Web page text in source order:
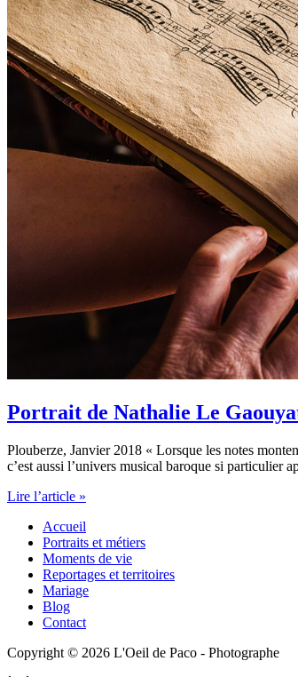
Portrait de Nathalie Le
Plouberze, Janvier 2018 « Lorsque les notes
c’est aussi l’univers musical baroque si
Portrait
Nathalie
Gaouyat
Lire l’article »
Accueil
Portraits et métiers
Moments de vie
Reportages et territoires
Mariage
Blog
Contact
Copyright © 2026 L'Oeil de Paco - Photographe